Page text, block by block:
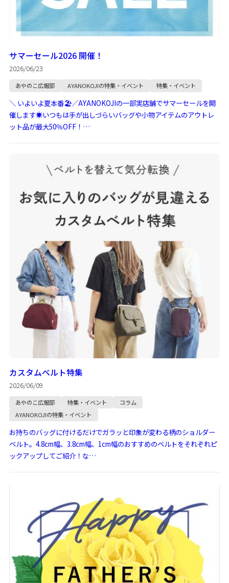
サマーセール2026 開催！
2026/06/23
あやのこ広報部 AYANOKOJIの特集・イベント 特集・イベント
＼ いよいよ夏本番🏖️／AYANOKOJIの一部実店舗でサマーセールを開
催します☀いつもは手が出しづらいバッグや小物アイテムのアウトレ
ット品が最大50％OFF！…
カスタムベルト特集
2026/06/09
あやのこ広報部 特集・イベント
コラム
AYANOKOJIの特集・イベント
お持ちのバッグに付けるだけでガラッと印象が変わる柄のショルダー
ベルト。4.8cm幅、3.8cm幅、1cm幅のおすすめのベルトをそれぞれピ
ックアップしてご紹介！な…